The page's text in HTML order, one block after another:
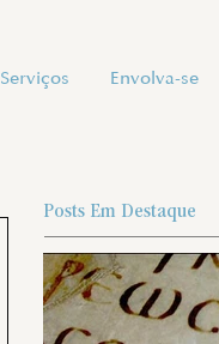
Serviços Envolva-se
Posts Em Destaque